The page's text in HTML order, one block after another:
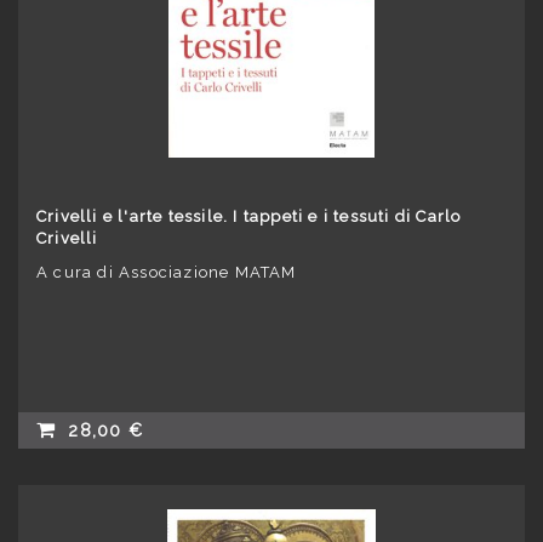
Crivelli e l'arte tessile. I tappeti e i tessuti di Carlo
Crivelli
A cura di Associazione MATAM
28,00 €